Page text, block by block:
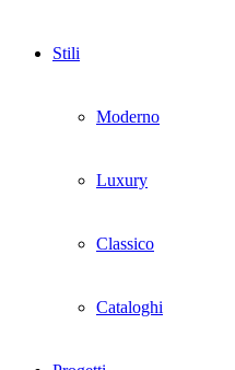
Stili
Moderno
Luxury
Classico
Cataloghi